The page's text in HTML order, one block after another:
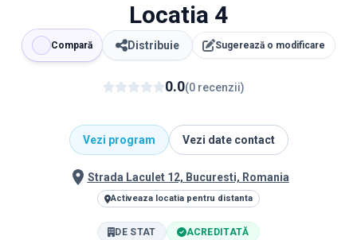
Locatia 4
Compară Distribuie Sugerează o modificare
0.0(0 recenzii)
Vezi program Vezi date contact
Strada Laculet 12, Bucuresti, Romania
Activeaza locatia pentru distanta
DE STAT ACREDITATĂ